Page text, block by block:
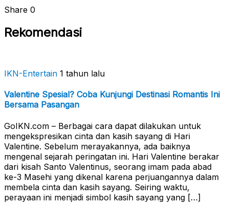
Share 0
Rekomendasi
IKN-Entertain 1 tahun lalu
Valentine Spesial? Coba Kunjungi Destinasi Romantis Ini
Bersama Pasangan
GoIKN.com – Berbagai cara dapat dilakukan untuk
mengekspresikan cinta dan kasih sayang di Hari
Valentine. Sebelum merayakannya, ada baiknya
mengenal sejarah peringatan ini. Hari Valentine berakar
dari kisah Santo Valentinus, seorang imam pada abad
ke-3 Masehi yang dikenal karena perjuangannya dalam
membela cinta dan kasih sayang. Seiring waktu,
perayaan ini menjadi simbol kasih sayang yang […]